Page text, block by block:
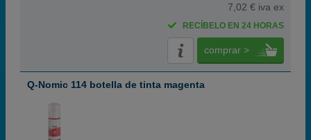
7,02 € iva ex
RECÍBELO EN 24 HORAS
comprar >
Q-Nomic 114 botella de tinta magenta